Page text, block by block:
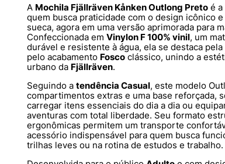
A Mochila Fjällräven Kånken Outlong Preto é
quem busca praticidade com o design icônico
sueca, agora em uma versão aprimorada para
Confeccionada em Vinylon F 100% vinil, um
durável e resistente à água, ela se destaca
pelo acabamento Fosco clássico, unindo a
urbano da Fjällräven.
Seguindo a tendência Casual, este modelo
compartimentos extras e uma base reforçada,
carregar itens essenciais do dia a dia ou
aventuras com total liberdade. Seu formato
ergonômicas permitem um transporte
acessório indispensável para quem busca
trilhas leves ou na rotina de estudos e trabalho.